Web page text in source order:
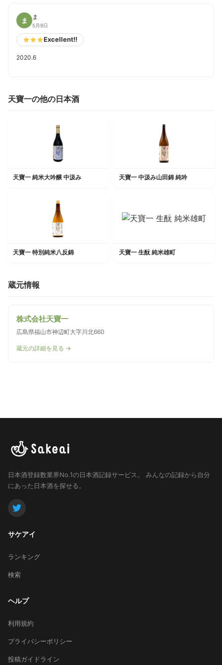
ま ま
5月9日
Excellent!!
2020.6
天寶一の他の日本酒
天寶一 純米大吟醸 中汲み 天寶一 中汲み山田錦 純吟
天寶一 特別純米八反錦 天寶一 生酛 純米雄町
蔵元情報
株式会社天寶一
広島県福山市神辺町大字川北660
蔵元の詳細を見る →
日本酒登録数業界No.1の日本酒記録サービス。
みんなの記録から自分
にあった日本酒を探せる。
サケアイ
ランキング
検索
ヘルプ
利用規約
プライバシーポリシー
投稿ガイドライン